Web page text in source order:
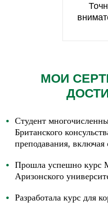
МОИ
Студент
Британского
преподавания,
Прошла успешно курс
Аризонского
Разработала курс для